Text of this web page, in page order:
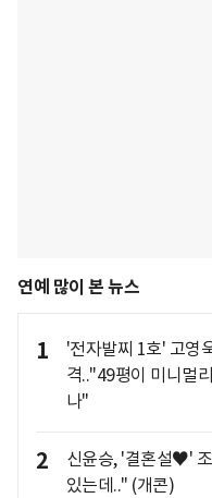
연예 많이 본 뉴스
1
'전자발찌 1호' 고영
격.."49평이 미니멀
나"
2
신윤승, '결혼설♥'
있는데.." (개콘)